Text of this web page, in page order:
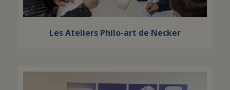
Les Ateliers Philo-art de Necker